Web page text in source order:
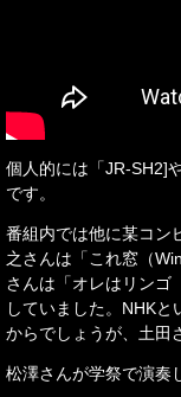
個人的には「JR-SH2]
です。
番組内では他に某コン
之さんは「これ窓（
さんは「オレはリンゴ
していました。NHK
からでしょうが、土田
松澤さんが学祭で演奏